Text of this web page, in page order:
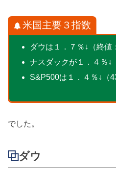
米国主要３指数
ダウは１．７％↓（終値
ナスダックが１．４％↓
S&P500は１．４％↓（
でした。
ダウ